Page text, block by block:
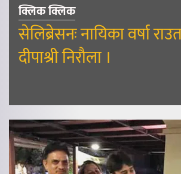
क्लिक क्लिक
सेलिब्रेसनः नायिका वर्षा
दीपाश्री निरौला ।